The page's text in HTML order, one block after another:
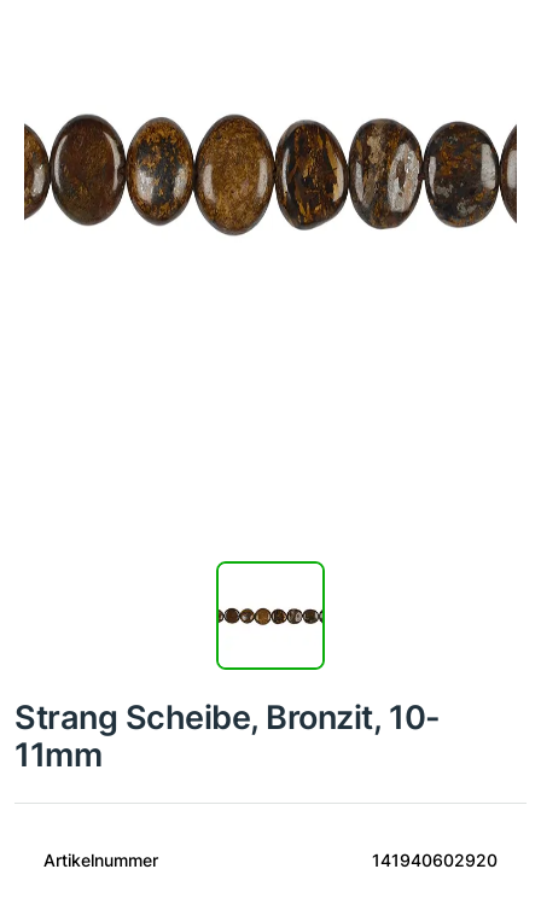
Strang Scheibe, Bronzit, 10-
11mm
Artikelnummer 141940602920